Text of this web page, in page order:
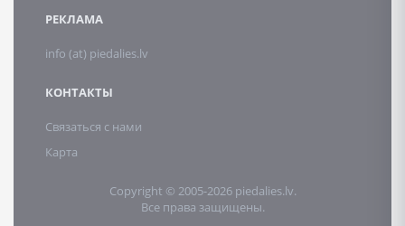
РЕКЛАМА
info (at) piedalies.lv
КОНТАКТЫ
Связаться с нами
Карта
Copyright © 2005-2026 piedalies.lv.
Все права защищены.